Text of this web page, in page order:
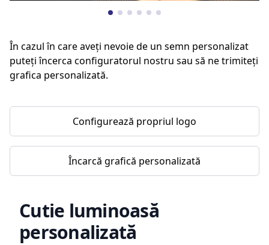
În cazul în care aveți nevoie de un semn personalizat
puteți încerca configuratorul nostru sau să ne trimiteți
grafica personalizată.
Configurează propriul logo
Încarcă grafică personalizată
Cutie luminoasă
personalizată